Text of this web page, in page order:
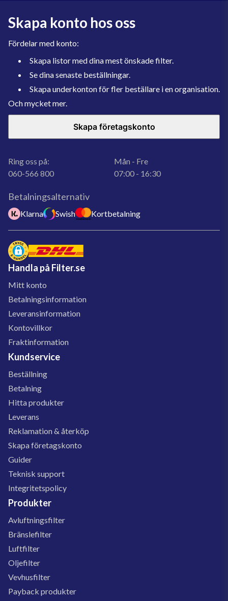
Skapa konto hos oss
Fördelar med konto:
Skapa listor med dina mest önskade filter.
Se dina senaste beställningar.
Skapa underkonton för fler beställare i en organisation.
Och mycket mer.
Skapa företagskonto
Ring oss på:
060-566 800
Mån - Fre
07:00 - 16:30
Betalningsalternativ
Klarna Swish Kortbetalning
Handla på Filter.se
Mitt konto
Betalningsinformation
Leveransinformation
Kontovillkor
Fraktinformation
Kundservice
Beställning
Betalning
Hitta produkter
Leverans
Reklamation & återköp
Skapa företagskonto
Guider
Teknisk support
Integritetspolicy
Produkter
Avluftningsfilter
Bränslefilter
Luftfilter
Oljefilter
Vevhusfilter
Payback produkter